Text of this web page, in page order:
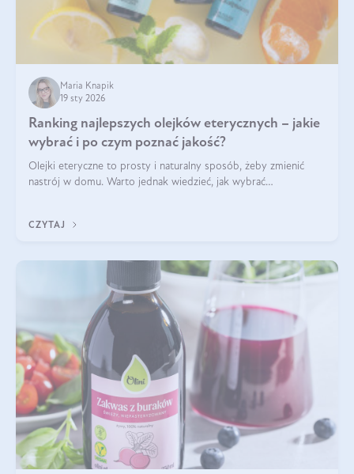
Maria Knapik
19 sty 2026
Ranking najlepszych olejków eterycznych – jakie
wybrać i po czym poznać jakość?
Olejki eteryczne to prosty i naturalny sposób, żeby zmienić
nastrój w domu. Warto jednak wiedzieć, jak wybrać
kryteria wyboru!
CZYTAJ